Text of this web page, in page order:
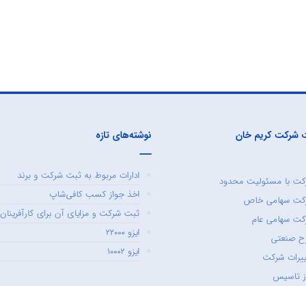
شرکت کریم خان
با مسئولیت محدود
سهامی خاص
سهامی عام
صنعتی
شرکت
تاسیس
نوشته‌های تازه
ادارات مربوط به ثبت شرکت و برند
اخذ جواز کسب کافی‌شاپ
ثبت شرکت و مزایای آن برای کارآفرینان
ایزو ۲۲۰۰۰
ایزو ۱۰۰۰۲